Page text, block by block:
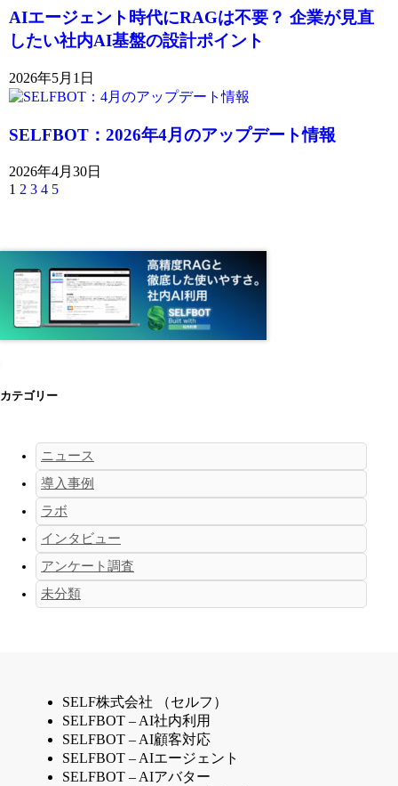
AIエージェント時代にRAGは不要？ 企業が見直
したい社内AI基盤の設計ポイント
2026年5月1日
SELFBOT：2026年4月のアップデート情報
2026年4月30日
1 2 3 4 5
カテゴリー
ニュース
導入事例
ラボ
インタビュー
アンケート調査
未分類
SELF株式会社 （セルフ）
SELFBOT – AI社内利用
SELFBOT – AI顧客対応
SELFBOT – AIエージェント
SELFBOT – AIアバター